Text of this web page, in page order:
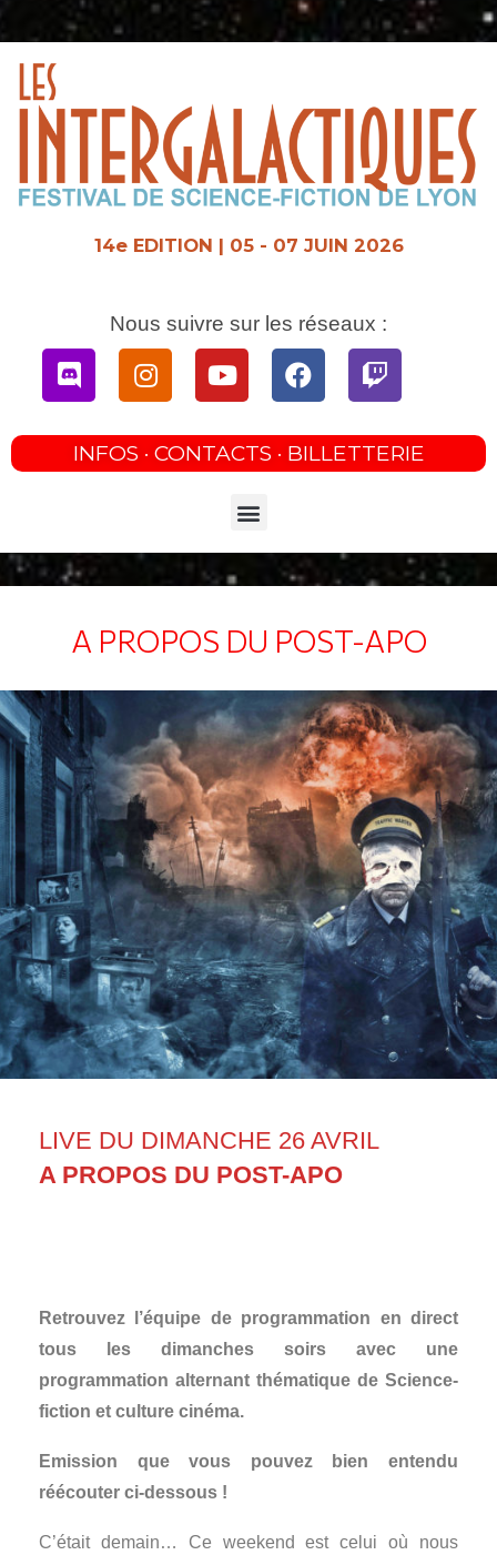
au
14e EDITION | 05 - 07 JUIN 2026
Nous suivre sur les réseaux :
DiscordInstagramYoutubeFacebookTwitch
INFOS · CONTACTS · BILLETTERIE
Menu
A PROPOS DU POST-APO
LIVE DU DIMANCHE 26 AVRIL
A PROPOS DU POST-APO
Retrouvez l’équipe de programmation en direct
tous les dimanches soirs avec une
programmation alternant thématique de Science-
fiction et culture cinéma.
Emission que vous pouvez bien entendu
réécouter ci-dessous !
C’était demain… Ce weekend est celui où nous